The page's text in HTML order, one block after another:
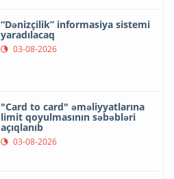
“Dənizçilik” informasiya sistemi
yaradılacaq
03-08-2026
"Card to card" əməliyyatlarına
limit qoyulmasının səbəbləri
açıqlanıb
03-08-2026